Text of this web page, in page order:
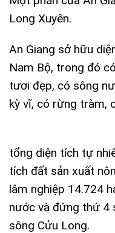
Long Xuyên.
An Giang sở hữu
Nam Bộ, trong đó
tươi đẹp, có sông
kỳ vĩ, có rừng tràm,
tổng diện tích tự
tích đất sản xuất
lâm nghiệp 14.724
nước và đứng thứ 4
sông Cửu Long.